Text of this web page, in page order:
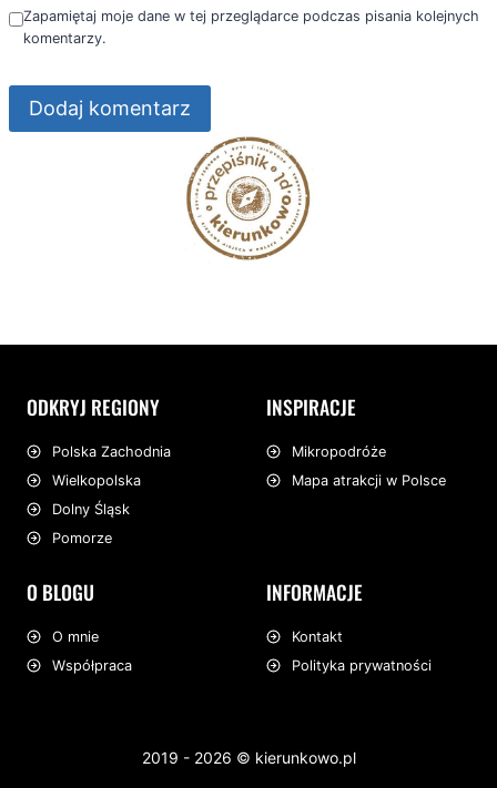
Zapamiętaj moje dane w tej przeglądarce podczas pisania kolejnych
komentarzy.
ODKRYJ REGIONY
Polska Zachodnia
Wielkopolska
Dolny Śląsk
Pomorze
INSPIRACJE
Mikropodróże
Mapa atrakcji w Polsce
O BLOGU
O mnie
Współpraca
INFORMACJE
Kontakt
Polityka prywatności
2019 - 2026 © kierunkowo.pl